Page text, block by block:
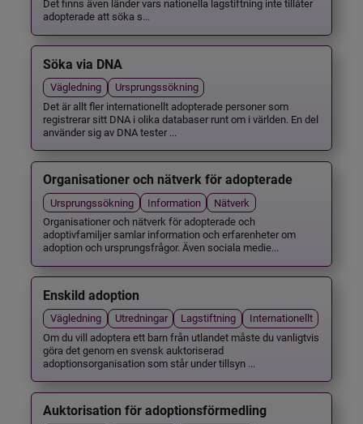
Det finns även länder vars nationella lagstiftning inte tillåter
adopterade att söka s...
Söka via DNA
Vägledning
Ursprungssökning
Det är allt fler internationellt adopterade personer som
registrerar sitt DNA i olika databaser runt om i världen. En del
använder sig av DNA tester ...
Organisationer och nätverk för adopterade
Ursprungssökning Information
Nätverk
Organisationer och nätverk för adopterade och
adoptivfamiljer samlar information och erfarenheter om
adoption och ursprungsfrågor. Även sociala medie...
Enskild adoption
Vägledning Utredningar Lagstiftning
Internationellt
Om du vill adoptera ett barn från utlandet måste du vanligtvis
göra det genom en svensk auktoriserad
adoptionsorganisation som står under tillsyn ...
Auktorisation för adoptionsförmedling